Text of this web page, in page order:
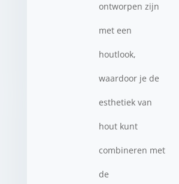
ontworpen zijn
met een
houtlook,
waardoor je de
esthetiek van
hout kunt
combineren met
de